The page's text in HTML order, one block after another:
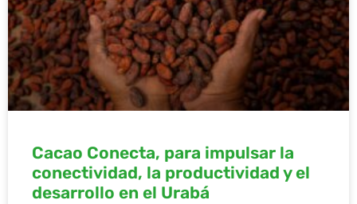
Cacao Conecta, para impulsar la
conectividad, la productividad y el
desarrollo en el Urabá